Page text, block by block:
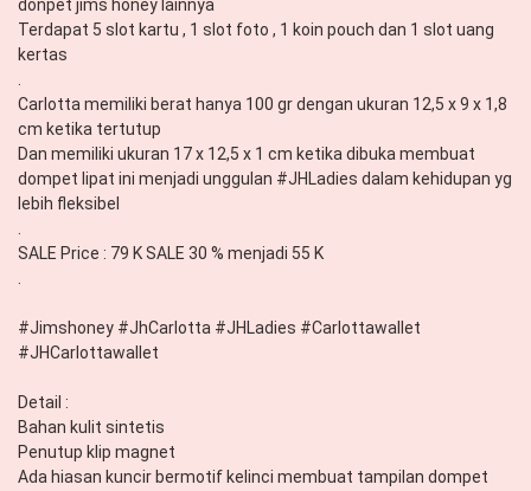
donpet jims honey lainnya
Terdapat 5 slot kartu , 1 slot foto , 1 koin pouch dan 1 slot uang
kertas
Carlotta memiliki berat hanya 100 gr dengan ukuran 12,5 x 9 x 1,8
cm ketika tertutup
Dan memiliki ukuran 17 x 12,5 x 1 cm ketika dibuka membuat
dompet lipat ini menjadi unggulan #JHLadies dalam kehidupan yg
lebih fleksibel
SALE Price : 79 K SALE 30 % menjadi 55 K
#Jimshoney #JhCarlotta #JHLadies #Carlottawallet
#JHCarlottawallet
Detail :
Bahan kulit sintetis
Penutup klip magnet
Ada hiasan kuncir bermotif kelinci membuat tampilan dompet